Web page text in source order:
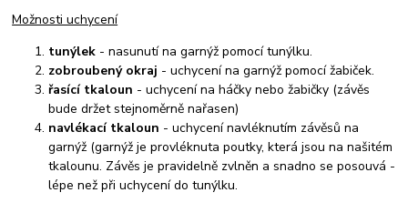
Možnosti uchycení
tunýlek - nasunutí na garnýž pomocí tunýlku.
zobroubený okraj - uchycení na garnýž pomocí žabiček.
řasící tkaloun - uchycení na háčky nebo žabičky (závěs
bude držet stejnoměrně nařasen)
navlékací tkaloun - uchycení navléknutím závěsů na
garnýž (garnýž je provléknuta poutky, která jsou na našitém
tkalounu. Závěs je pravidelně zvlněn a snadno se posouvá -
lépe než při uchycení do tunýlku.